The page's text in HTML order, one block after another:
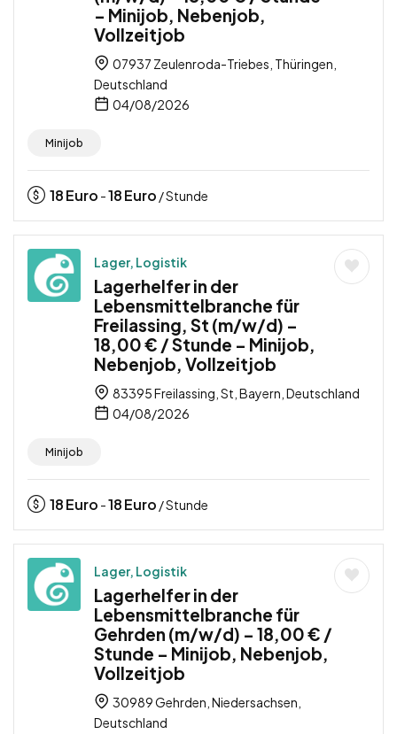
– Minijob, Nebenjob,
Vollzeitjob
07937 Zeulenroda-Triebes, Thüringen,
Deutschland
04/08/2026
Minijob
18Euro -18Euro / Stunde
Lager, Logistik
Lagerhelfer in der
Lebensmittelbranche für
Freilassing, St (m/w/d) –
18,00 € / Stunde – Minijob,
Nebenjob, Vollzeitjob
83395 Freilassing, St, Bayern, Deutschland
04/08/2026
Minijob
18Euro -18Euro / Stunde
Lager, Logistik
Lagerhelfer in der
Lebensmittelbranche für
Gehrden (m/w/d) – 18,00 € /
Stunde – Minijob, Nebenjob,
Vollzeitjob
30989 Gehrden, Niedersachsen,
Deutschland